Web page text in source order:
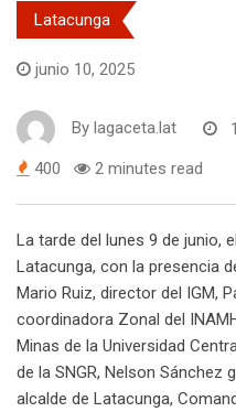
Latacunga
junio 10, 2025
By lagaceta.lat
400 2 minutes read
La tarde del lunes 9 de junio,
Latacunga, con la presencia
Mario Ruiz, director del IGM,
coordinadora Zonal del
Minas de la Universidad
de la SNGR, Nelson Sánchez
alcalde de Latacunga,